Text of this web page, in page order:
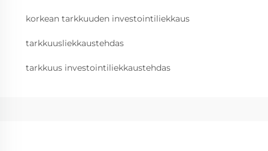
korkean tarkkuuden investointiliekkaus
tarkkuusliekkaustehdas
tarkkuus investointiliekkaustehdas